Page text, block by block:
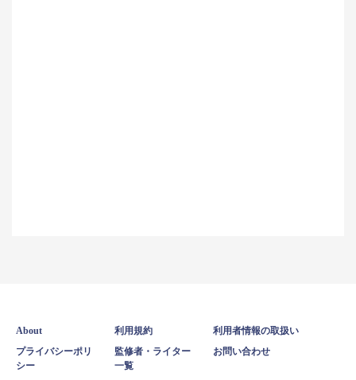
About 利用規約 利用者情報の取扱い
プライバシーポリ
シー
監修者・ライター
一覧
お問い合わせ